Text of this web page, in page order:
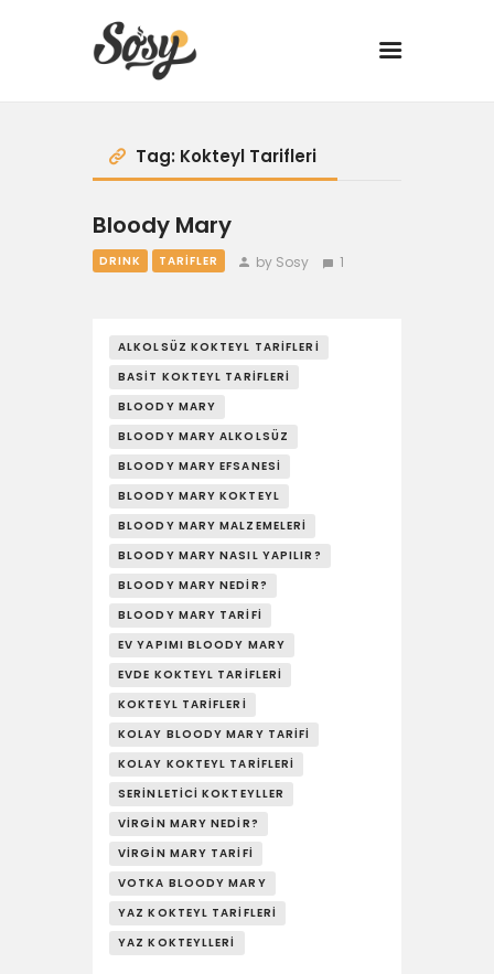
TARİFLER
MANGAL
YANCI
DRINK
BBQ 101
YAŞAM
SOSY’LE!
Tag: Kokteyl Tarifleri
Bloody Mary
DRINK TARIFLER by Sosy 1
ALKOLSÜZ KOKTEYL TARIFLERI
BASIT KOKTEYL TARIFLERI
BLOODY MARY
BLOODY MARY ALKOLSÜZ
BLOODY MARY EFSANESI
BLOODY MARY KOKTEYL
BLOODY MARY MALZEMELERI
BLOODY MARY NASIL YAPILIR?
BLOODY MARY NEDIR?
BLOODY MARY TARIFI
EV YAPIMI BLOODY MARY
EVDE KOKTEYL TARIFLERI
KOKTEYL TARIFLERI
KOLAY BLOODY MARY TARIFI
KOLAY KOKTEYL TARIFLERI
SERINLETICI KOKTEYLLER
VIRGIN MARY NEDIR?
VIRGIN MARY TARIFI
VOTKA BLOODY MARY
YAZ KOKTEYL TARIFLERI
YAZ KOKTEYLLERI